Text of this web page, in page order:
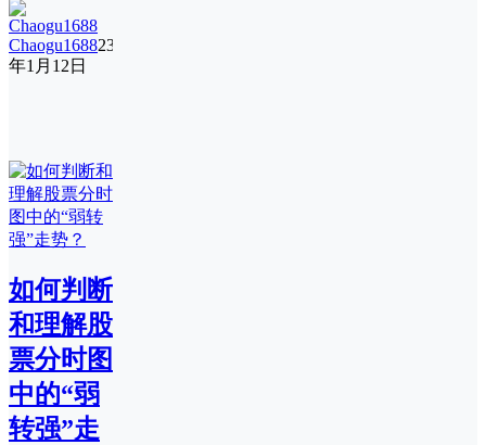
Chaogu168823
年1月12日
如何判断
和理解股
票分时图
中的“弱
转强”走